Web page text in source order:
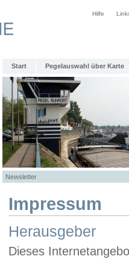
Hilfe
Start Pegelauswahl über Karte
Newsletter
Impressum
Herausgeber
Dieses